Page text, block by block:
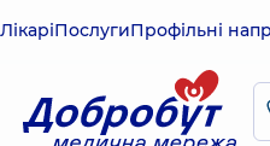
ЛікаріПослугиПрофільні